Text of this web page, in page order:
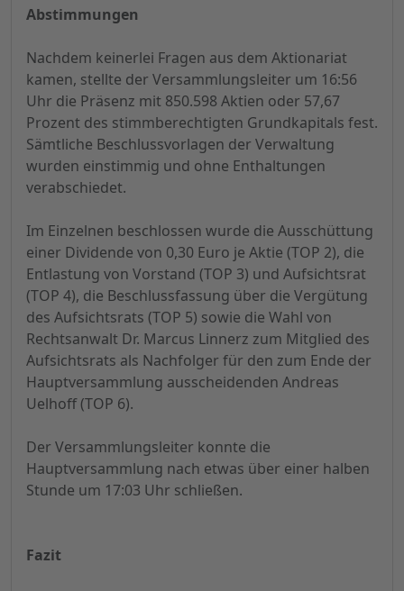
Abstimmungen
Nachdem keinerlei Fragen aus dem Aktionariat
kamen, stellte der Versammlungsleiter um 16:56
Uhr die Präsenz mit 850.598 Aktien oder 57,67
Prozent des stimmberechtigten Grundkapitals fest.
Sämtliche Beschlussvorlagen der Verwaltung
wurden einstimmig und ohne Enthaltungen
verabschiedet.
Im Einzelnen beschlossen wurde die Ausschüttung
einer Dividende von 0,30 Euro je Aktie (TOP 2), die
Entlastung von Vorstand (TOP 3) und Aufsichtsrat
(TOP 4), die Beschlussfassung über die Vergütung
des Aufsichtsrats (TOP 5) sowie die Wahl von
Rechtsanwalt Dr. Marcus Linnerz zum Mitglied des
Aufsichtsrats als Nachfolger für den zum Ende der
Hauptversammlung ausscheidenden Andreas
Uelhoff (TOP 6).
Der Versammlungsleiter konnte die
Hauptversammlung nach etwas über einer halben
Stunde um 17:03 Uhr schließen.
Fazit